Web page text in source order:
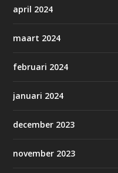
april 2024
maart 2024
februari 2024
januari 2024
december 2023
november 2023